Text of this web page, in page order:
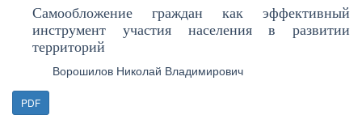
Самообложение граждан как эффективный
инструмент участия населения в развитии
территорий
Ворошилов Николай Владимирович
PDF